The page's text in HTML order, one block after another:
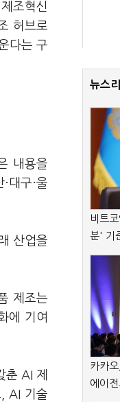
조혁신
허브로
다는 구
내용을
대구·울
산업을
제조는
에 기여
AI 제
AI 기술
뉴스
비트
분' 기
카카
에이